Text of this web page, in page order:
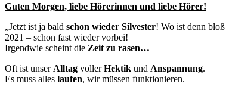
Guten Morgen, liebe Hörerinnen und liebe Hörer!
„Jetzt ist ja bald schon wieder Silvester! Wo ist denn bloß
2021 – schon fast wieder vorbei!
Irgendwie scheint die Zeit zu rasen…
Oft ist unser Alltag vollerHektik und Anspannung.
Es muss alles laufen, wir müssen funktionieren.